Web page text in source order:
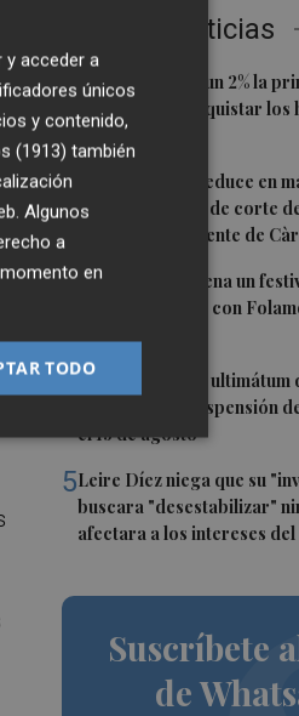
Últimas Noticias
1 El Ibex 35 sube un 2% la
agosto tras conquistar
puntos
2
La Diputación reduce en
tiempo previsto de corte
las obras del puente de
3 Roig Arena estrena un
más de 10 horas con
4Italia rechaza el ultimátum
reevaluará la suspensión
el 15 de agosto
5Leire Díez niega que su
buscara "desestabilizar"
afectara a los intereses del
Suscríbete
de
acceder a
únicos
y contenido,
(1913) también
Algunos
a
en
TODO